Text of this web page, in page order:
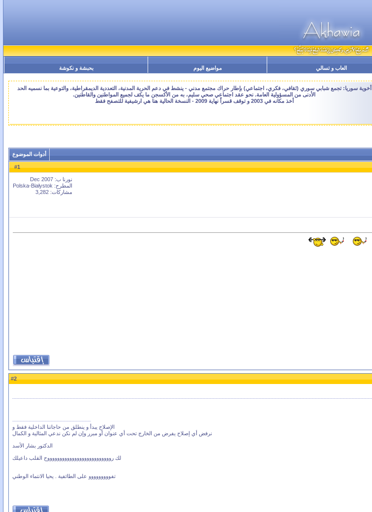
العاب و تسالي مواضيع اليوم بحبشة و نكوشة
أخوية سوريا: تجمع شبابي سوري (ثقافي، فكري، اجتماعي) بإطار حراك مجتمع مدني - ينشط في دعم الحرية المدنية، التعددية الديمقراطية، والتوعية بما نسميه الحد
الأدنى من المسؤولية العامة. نحو عقد اجتماعي صحي سليم، به من الأكسجن ما يكف لجميع المواطنين والقاطنين.
أخذ مكانه في 2003 و توقف قسراً نهاية 2009 - النسخة الحالية هنا هي ارشيفية للتصفح فقط
أدوات الموضوع
#
1
نورنا ب: Dec 2007
المطرح: Polska-Białystok
مشاركات: 3,282
#
2
الإصلاح يبدأ و ينطلق من حاجاتنا الداخلية فقط و
نرفض أي إصلاح يفرض من الخارج تحت أي عنوان أو مبرر وإن لم نكن ندعي المثالية و الكمال
الدكتور بشار الأسد
لك رووووووووووووووووووووووووووح القلب داعيلك
تفووووووووو على الطائفية . يحيا الانتماء الوطني